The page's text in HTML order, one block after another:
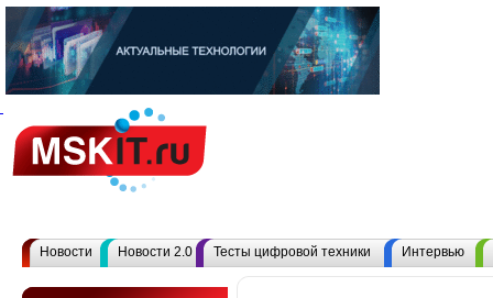
Новости Новости 2.0 Тесты цифровой техники Интервью